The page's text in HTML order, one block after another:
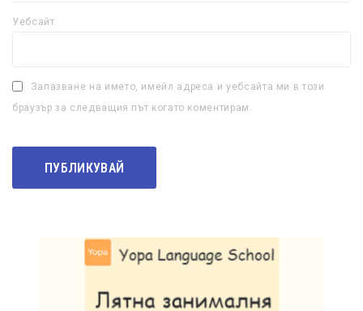
Уебсайт
Запазване на името, имейл адреса и уебсайта ми в този
браузър за следващия път когато коментирам.